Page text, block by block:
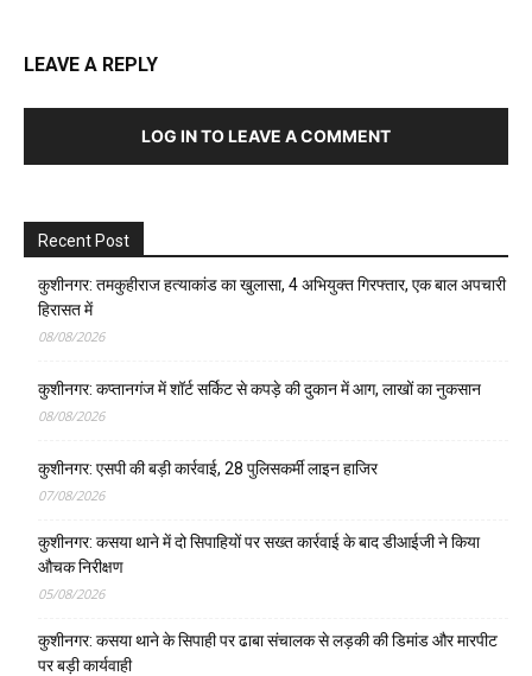
LEAVE A REPLY
LOG IN TO LEAVE A COMMENT
Recent Post
कुशीनगर: तमकुहीराज हत्याकांड का खुलासा, 4 अभियुक्त गिरफ्तार, एक बाल अपचारी
हिरासत में
08/08/2026
कुशीनगर: कप्तानगंज में शॉर्ट सर्किट से कपड़े की दुकान में आग, लाखों का नुकसान
08/08/2026
कुशीनगर: एसपी की बड़ी कार्रवाई, 28 पुलिसकर्मी लाइन हाजिर
07/08/2026
कुशीनगर: कसया थाने में दो सिपाहियों पर सख्त कार्रवाई के बाद डीआईजी ने किया
औचक निरीक्षण
05/08/2026
कुशीनगर: कसया थाने के सिपाही पर ढाबा संचालक से लड़की की डिमांड और मारपीट
पर बड़ी कार्यवाही